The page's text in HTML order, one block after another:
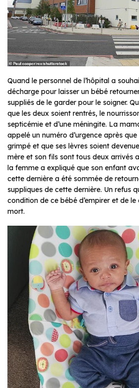
Quand le personnel de l’hôpital a
décharge pour laisser un bébé
suppliés de le garder pour le soigner.
que les deux soient rentrés, le
septicémie et d’une méningite. La
appelé un numéro d’urgence après
grimpé et que ses lèvres soient
mère et son fils sont tous deux arrivés
la femme a expliqué que son enfant
cette dernière a été sommée de
suppliques de cette dernière. Un refus
condition de ce bébé d’empirer et de
mort.